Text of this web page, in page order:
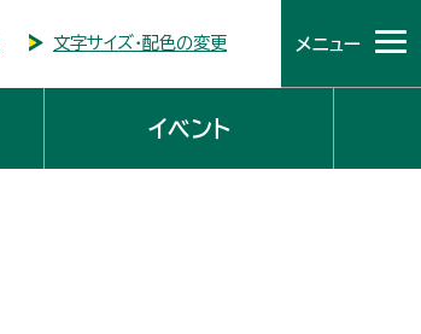
文字サイズ・配色の変更 メニュー
イベント